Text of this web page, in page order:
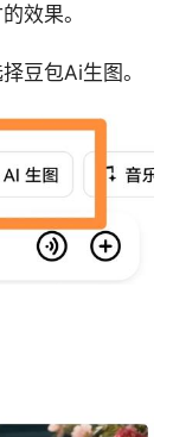
效果。
豆包Ai生图。